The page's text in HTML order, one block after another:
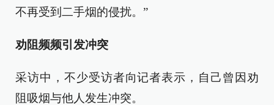
不再受到二手烟的侵扰。”
劝阻频频引发冲突
采访中，不少受访者向记者表示，自己曾因劝
阻吸烟与他人发生冲突。